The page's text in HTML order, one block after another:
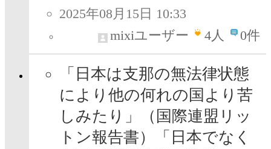
2025年08月15日 10:33
mixiユーザー
4人 0件
「日本は支那の無法律状態
により他の何れの国より苦
しみたり」（国際連盟リッ
トン報告書）「日本でなく